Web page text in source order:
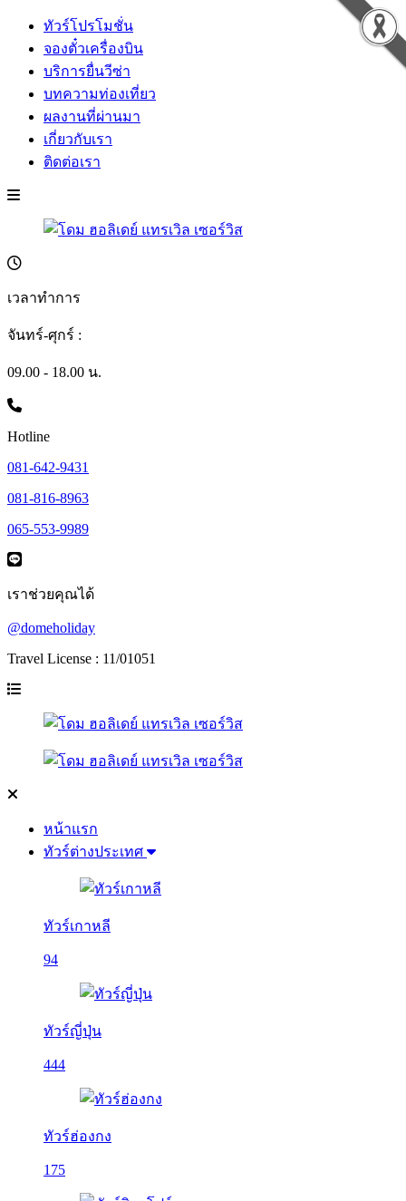
ทัวร์โปรโมชั่น
จองตั๋วเครื่องบิน
บริการยื่นวีซ่า
บทความท่องเที่ยว
ผลงานที่ผ่านมา
เกี่ยวกับเรา
ติดต่อเรา
เวลาทำการ
จันทร์-ศุกร์ :
09.00 - 18.00 น.
Hotline
081-642-9431
081-816-8963
065-553-9989
เราช่วยคุณได้
@domeholiday
Travel License : 11/01051
หน้าแรก
ทัวร์ต่างประเทศ
ทัวร์เกาหลี
94
ทัวร์ญี่ปุ่น
444
ทัวร์ฮ่องกง
175